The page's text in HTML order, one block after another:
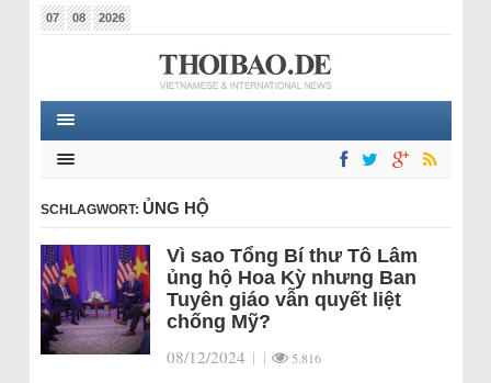
07 08 2026
SCHLAGWORT: ỦNG HỘ
Vì sao Tổng Bí thư Tô Lâm
ủng hộ Hoa Kỳ nhưng Ban
Tuyên giáo vẫn quyết liệt
chống Mỹ?
08/12/2024 | | 5.816